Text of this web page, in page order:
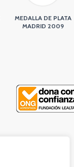
MEDALLA DE PLATA
MADRID 2009